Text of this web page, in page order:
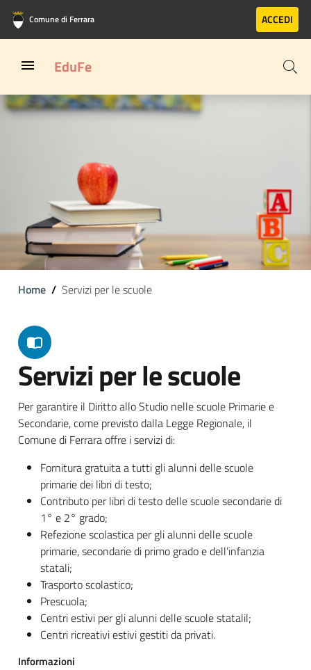
Vai al contenuto principale
Vai al footer
Comune di Ferrara ACCEDI
EduFe
Home Servizi per le scuole
Servizi per le scuole
Per garantire il Diritto allo Studio nelle scuole Primarie e
Secondarie, come previsto dalla Legge Regionale, il
Comune di Ferrara offre i servizi di:
Fornitura gratuita a tutti gli alunni delle scuole
primarie dei libri di testo;
Contributo per libri di testo delle scuole secondarie di
1° e 2° grado;
Refezione scolastica per gli alunni delle scuole
primarie, secondarie di primo grado e dell’infanzia
statali;
Trasporto scolastico;
Prescuola;
Centri estivi per gli alunni delle scuole statalil;
Centri ricreativi estivi gestiti da privati.
Informazioni